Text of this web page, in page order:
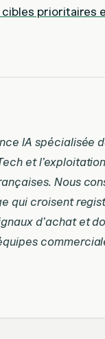
prioritaires
IA spécialisée
et
Nous
qui croisent
d’achat et